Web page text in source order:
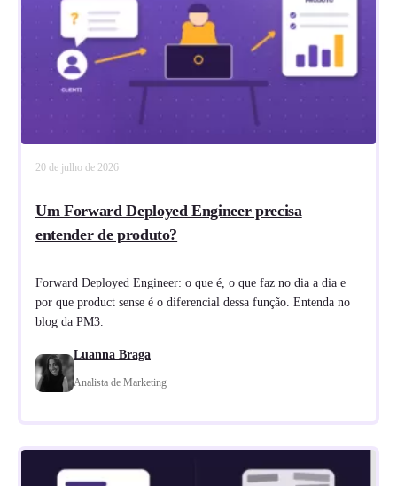
20 de julho de 2026
Um Forward Deployed Engineer precisa
entender de produto?
Forward Deployed Engineer: o que é, o que faz no dia a dia e
por que product sense é o diferencial dessa função. Entenda no
blog da PM3.
Luanna Braga
Analista de Marketing